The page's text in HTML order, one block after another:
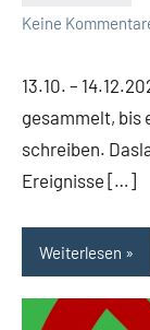
Keine
13.10. –
gesammelt, bis
schreiben.
Ereignisse […]
Weiterlesen